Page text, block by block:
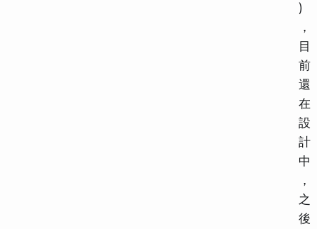
)
，
目
前
還
在
設
計
中
，
之
後